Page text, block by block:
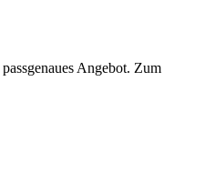
Angebot. Zum